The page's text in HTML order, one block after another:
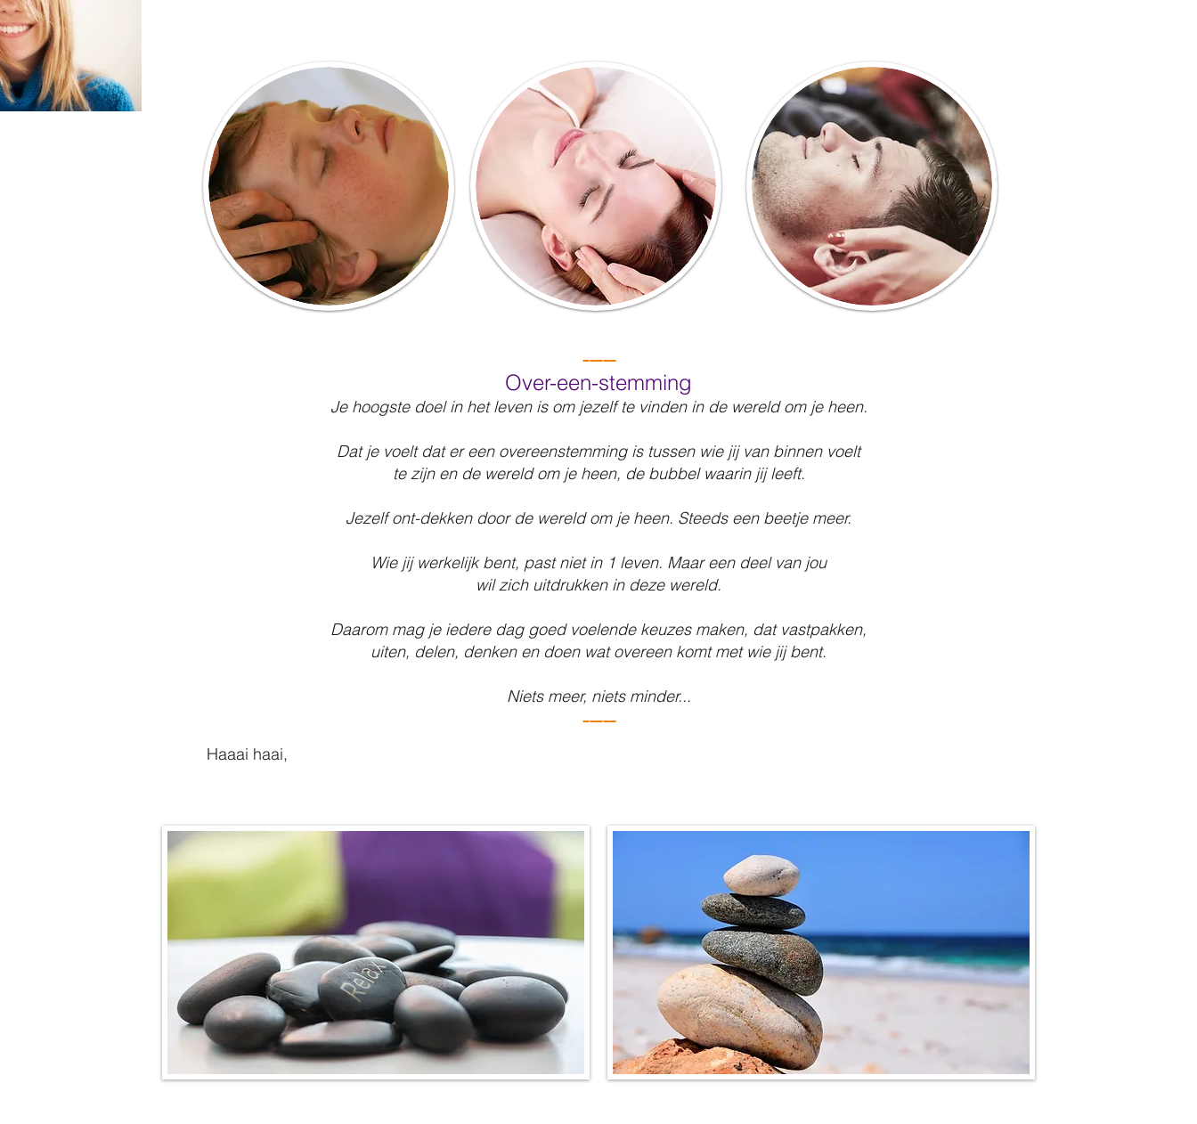
-----
Over-een-stemming
Je hoogste doel in het leven is om jezelf te vinden in de wereld om je heen.
Dat je voelt dat er een overeenstemming is tussen wie jij van binnen voelt
te zijn en de wereld om je heen, de bubbel waarin jij leeft.
Jezelf ont-dekken door de wereld om je heen. Steeds een beetje meer.
Wie jij werkelijk bent, past niet in 1 leven. Maar een deel van jou
wil zich uitdrukken in deze wereld.
Daarom mag je iedere dag goed voelende keuzes maken, dat vastpakken,
uiten, delen, denken en doen wat overeen komt met wie jij bent.
Niets meer, niets minder...
-----
Haaai haai,